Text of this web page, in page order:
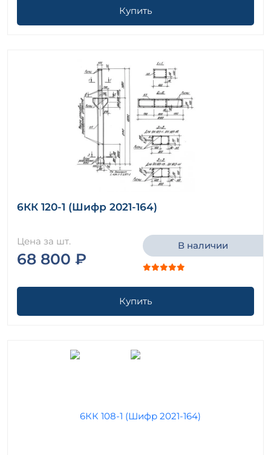
Купить
6КК 120-1 (Шифр 2021-164)
Цена за шт.
68 800 ₽
В наличии
Купить